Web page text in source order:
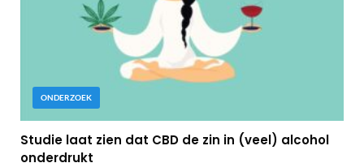
ONDERZOEK
Studie laat zien dat CBD de zin in (veel) alcohol
onderdrukt